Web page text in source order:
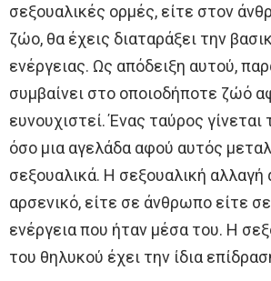
σεξουαλικές ορμές, είτε στον
ζώο, θα έχεις διαταράξει την
ενέργειας. Ως απόδειξη αυτού,
συμβαίνει στο οποιοδήποτε ζώό
ευνουχιστεί. Ένας ταύρος
όσο μια αγελάδα αφού αυτός
σεξουαλικά. Η σεξουαλική
αρσενικό, είτε σε άνθρωπο είτε
ενέργεια που ήταν μέσα του. Η
του θηλυκού έχει την ίδια